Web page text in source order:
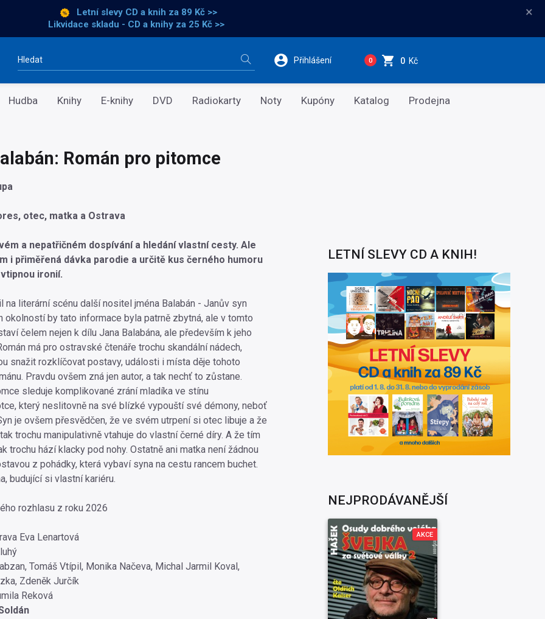
Letní slevy CD a knih za 89 Kč >>
Likvidace skladu - CD a knihy za 25 Kč >>
×
Vyhledávání Přihlášení 0 0 Kč
Hudba Knihy E-knihy DVD Radiokarty Noty Kupóny Katalog Prodejna
Román pro pitomce
otec, matka a Ostrava
a nepatřičném dospívání a hledání vlastní cesty. Ale
i přiměřená dávka parodie a určitě kus černého humoru
ironií.
na literární scénu další nositel jména Balabán - Janův syn
okolností by tato informace byla patrně zbytná, ale v tomto
čelem nejen k dílu Jana Balabána, ale především k jeho
má pro ostravské čtenáře trochu skandální nádech,
snažit rozklíčovat postavy, události i místa děje tohoto
Pravdu ovšem zná jen autor, a tak nechť to zůstane.
sleduje komplikované zrání mladíka ve stínu
který neslitovně na své blízké vypouští své démony, neboť
je ovšem přesvědčen, že ve svém utrpení si otec libuje a že
trochu manipulativně vtahuje do vlastní černé díry. A že tím
trochu hází klacky pod nohy. Ostatně ani matka není žádnou
z pohádky, která vybaví syna na cestu rancem buchet.
budující si vlastní kariéru.
rozhlasu z roku 2026
Eva Lenartová
Tomáš Vtípil, Monika Načeva, Michal Jarmil Koval,
Zdeněk Jurčík
Reková
LETNÍ SLEVY CD A KNIH!
NEJPRODÁVANĚJŠÍ
AKCE